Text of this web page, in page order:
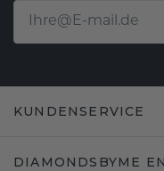
KUNDENSERVICE
DIAMONDSBYME